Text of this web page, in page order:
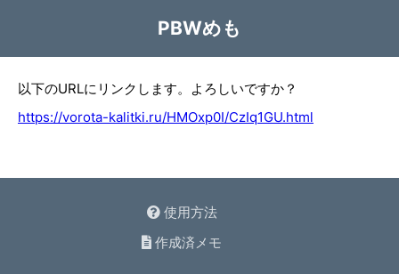
PBWめも
以下のURLにリンクします。よろしいですか？
https://vorota-kalitki.ru/HMOxp0I/CzIq1GU.html
使用方法
作成済メモ